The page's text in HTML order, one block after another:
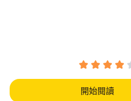
開始閱讀